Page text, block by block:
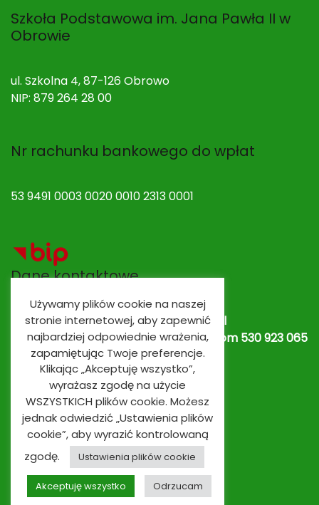
Szkoła Podstawowa im. Jana Pawła II w
Obrowie
ul. Szkolna 4, 87-126 Obrowo
NIP: 879 264 28 00
Nr rachunku bankowego do wpłat
53 9491 0003 0020 0010 2313 0001
Dane kontaktowe
Adres e-mail:spobrowo@spobrowo.pl
Nr telefonu / fax:(56) 674 70 30 tel. kom 530 923 065
530 923 839Oddziały przedszkolne
Używamy plików cookie na naszej
stronie internetowej, aby zapewnić
najbardziej odpowiednie wrażenia,
zapamiętując Twoje preferencje.
Klikając „Akceptuję wszystko”,
wyrażasz zgodę na użycie
WSZYSTKICH plików cookie. Możesz
jednak odwiedzić „Ustawienia plików
cookie”, aby wyrazić kontrolowaną
zgodę.
Ustawienia plików cookie
Akceptuję wszystko Odrzucam